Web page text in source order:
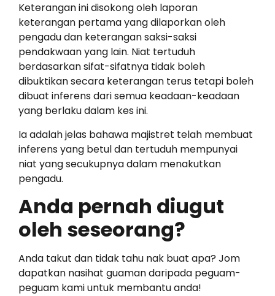
Keterangan ini disokong oleh laporan
keterangan pertama yang dilaporkan oleh
pengadu dan keterangan saksi-saksi
pendakwaan yang lain. Niat tertuduh
berdasarkan sifat-sifatnya tidak boleh
dibuktikan secara keterangan terus tetapi boleh
dibuat inferens dari semua keadaan-keadaan
yang berlaku dalam kes ini.
Ia adalah jelas bahawa majistret telah membuat
inferens yang betul dan tertuduh mempunyai
niat yang secukupnya dalam menakutkan
pengadu.
Anda pernah diugut
oleh seseorang?
Anda takut dan tidak tahu nak buat apa? Jom
dapatkan nasihat guaman daripada peguam-
peguam kami untuk membantu anda!